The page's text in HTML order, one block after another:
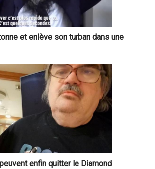
et enlève son turban dans une
enfin quitter le Diamond